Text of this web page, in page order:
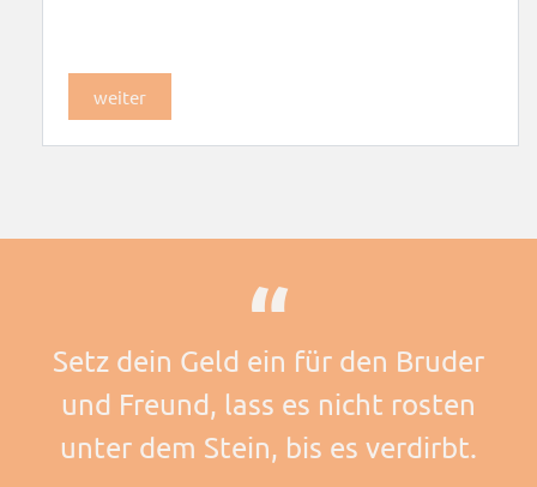
weiter
Setz dein Geld ein für den Bruder
und Freund, lass es nicht rosten
unter dem Stein, bis es verdirbt.